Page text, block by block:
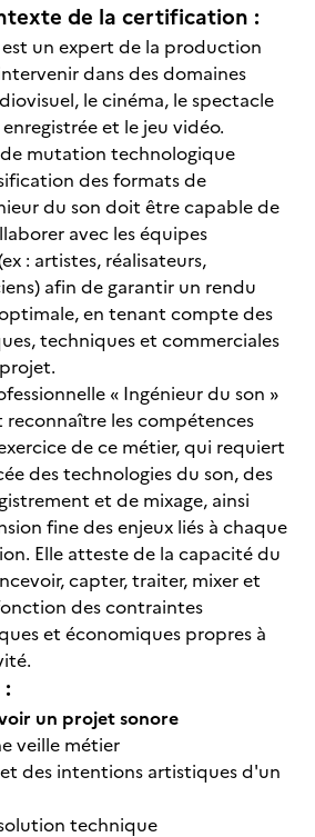
de la certification :
est un expert de la production
dans des domaines
le cinéma, le spectacle
et le jeu vidéo.
mutation technologique
des formats de
du son doit être capable de
avec les équipes
: artistes, réalisateurs,
afin de garantir un rendu
en tenant compte des
techniques et commerciales
« Ingénieur du son »
les compétences
de ce métier, qui requiert
des technologies du son, des
et de mixage, ainsi
fine des enjeux liés à chaque
Elle atteste de la capacité du
capter, traiter, mixer et
des contraintes
et économiques propres à
un projet sonore
veille métier
des intentions artistiques d'un
technique